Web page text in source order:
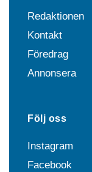
Redaktionen
Kontakt
Föredrag
Annonsera
Följ oss
Instagram
Facebook